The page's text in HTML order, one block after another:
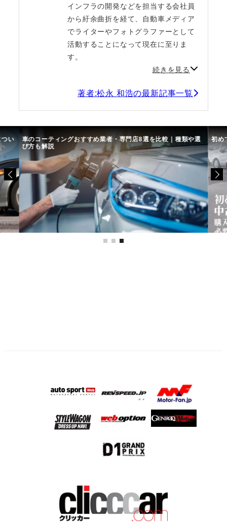
インフラの開発などを担当する会社員
から紆余曲折を経て、自動車メディア
でライターやフォトグラファーとして
活動することになって現在に至りま
す。
続きを見る
著者:松永 和浩の最新記事一覧
い 車のコーティングおすすめ業者・専門店8選を比較｜種類や選
び方も解説
初め